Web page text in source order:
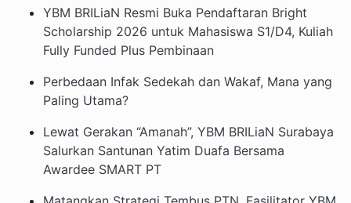
YBM BRILiaN Resmi Buka Pendaftaran Bright
Scholarship 2026 untuk Mahasiswa S1/D4, Kuliah
Fully Funded Plus Pembinaan
Perbedaan Infak Sedekah dan Wakaf, Mana yang
Paling Utama?
Lewat Gerakan “Amanah”, YBM BRILiaN Surabaya
Salurkan Santunan Yatim Duafa Bersama
Awardee SMART PT